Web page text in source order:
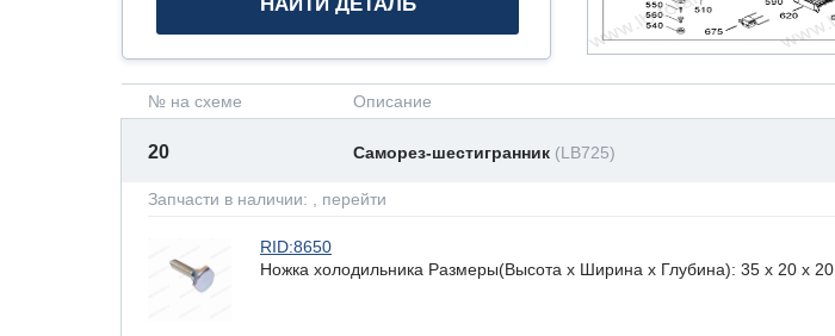
№ на схеме Описание
20 Саморез-шестигранник (LB725)
Запчасти в наличии: , перейти
RID:8650
Ножка холодильника Размеры(Высота х Ширина х Глубина): 35 x 20 х 20.